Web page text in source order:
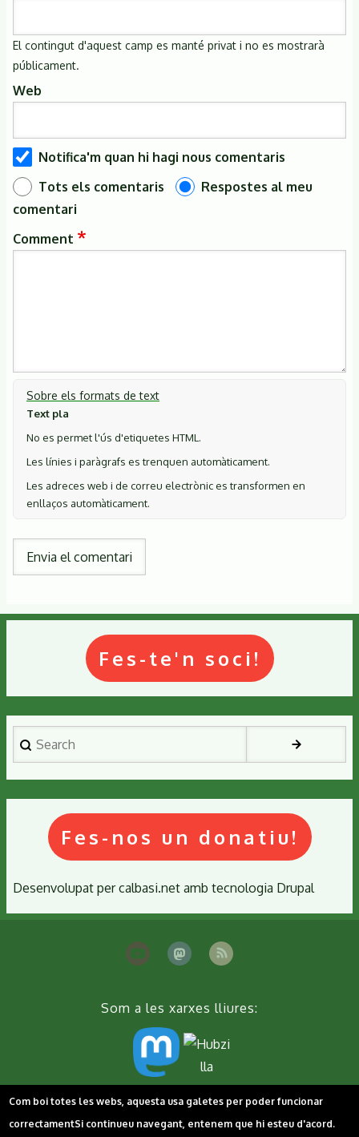
El contingut d'aquest camp es manté privat i no es mostrarà
públicament.
Web
Notifica'm quan hi hagi nous comentaris
Tots els comentaris
Respostes al meu
comentari
Comment
Sobre els formats de text
Text pla
No es permet l'ús d'etiquetes HTML.
Les línies i paràgrafs es trenquen automàticament.
Les adreces web i de correu electrònic es transformen en
enllaços automàticament.
Fes-te'n soci!
Search
Fes-nos un donatiu!
Desenvolupat percalbasi.net amb tecnologia Drupal
Som a les xarxes lliures:
Peu Contacta'ns Cookies Política de privacitat
Com boi totes les webs, aquesta usa galetes per poder funcionar
correctamentSi continueu navegant, entenem que hi esteu d'acord.